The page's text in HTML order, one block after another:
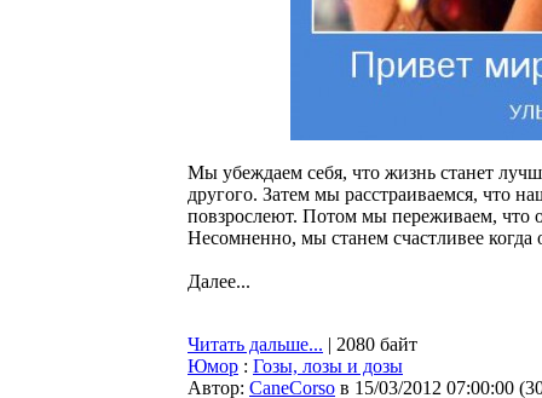
Мы убеждаем себя, что жизнь станет
другого. Затем мы расстраиваемся, что
повзрослеют. Потом мы переживаем, что
Несомненно, мы станем счастливее
Далее...
Читать дальше... | 2080 байт
Юмор : Гозы, лозы и дозы
Автор: CaneCorso в 15/03/2012 07:00:00 (